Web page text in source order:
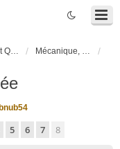
Techniques et Questions Mécanique, liaison au sol et pneumatiques
5 6 7 8